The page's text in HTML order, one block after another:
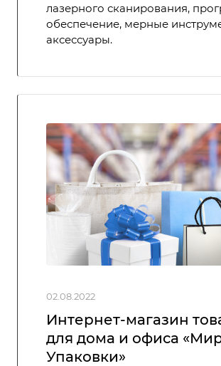
лазерного сканирования,
обеспечение, мерные
аксессуары.
02.08.2022
Интернет-магазин
для дома и офиса
Упаковки»